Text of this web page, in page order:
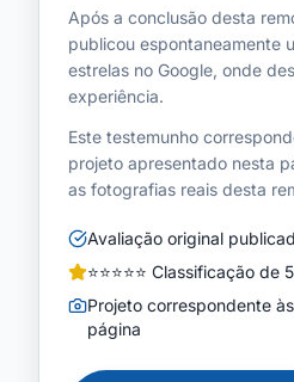
Após a conclusão desta
publicou espontaneamente
estrelas no Google, onde
experiência.
Este testemunho
projeto apresentado nesta
as fotografias reais desta
Avaliação original
⭐⭐⭐⭐⭐ Classificação de
Projeto correspondente
página